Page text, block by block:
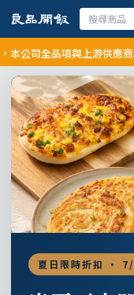
全品項與上游供應商均未
夏日限時折扣 ·